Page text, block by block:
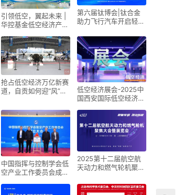
引领低空，翼起未来 |
华控基金低空经济产业
第六届钛博会|钛合金
助力飞行汽车开启轻量
抢占低空经济万亿新赛
道，自贡如何迎“风”而
低空经济展会-2025中
国西安国际低空经济展
中国指挥与控制学会低
空产业工作委员会成立
2025第十二届航空航
天动力和燃气轮机聚焦